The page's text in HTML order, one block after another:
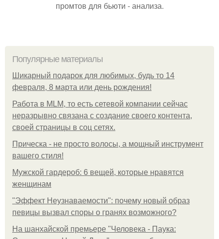
промтов для бьюти - анализа.
Популярные материалы
Шикарный подарок для любимых, будь то 14
февраля, 8 марта или день рождения!
Работа в MLM, то есть сетевой компании сейчас
неразрывно связана с создание своего контента,
своей страницы в соц сетях.
Прическа - не просто волосы, а мощный инструмент
вашего стиля!
Мужской гардероб: 6 вещей, которые нравятся
женщинам
"Эффект Неузнаваемости": почему новый образ
певицы вызвал споры о гранях возможного?
На шанхайской премьере "Человека - Паука: